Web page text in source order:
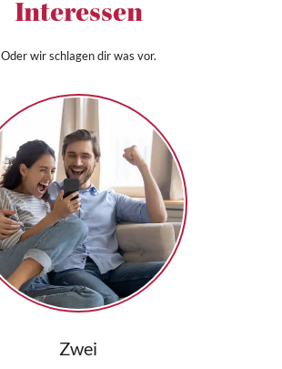
Interessen
Oder wir schlagen dir was vor.
Zwei